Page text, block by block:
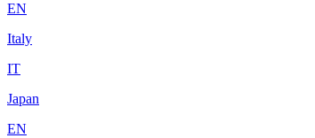
EN
Italy
IT
Japan
EN